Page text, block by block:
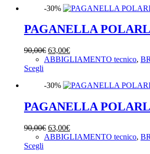
pagina
prodotto
250,00€.175,00€.
ha
varianti.
Le
possono
essere
scelte
nella
pagina
prodotto
-30%
PAGANELLA
90,00€ Il
prezzo
90,00€.
63,00€Il
prezzo
63,00€.
ABBIGLIAMENTO tecnico,
Scegli
ha
varianti.
Le
possono
essere
scelte
-30%
PAGANELLA
90,00€ Il
prezzo
63,00€Il
prezzo
ABBIGLIAMENTO tecnico,
Scegli